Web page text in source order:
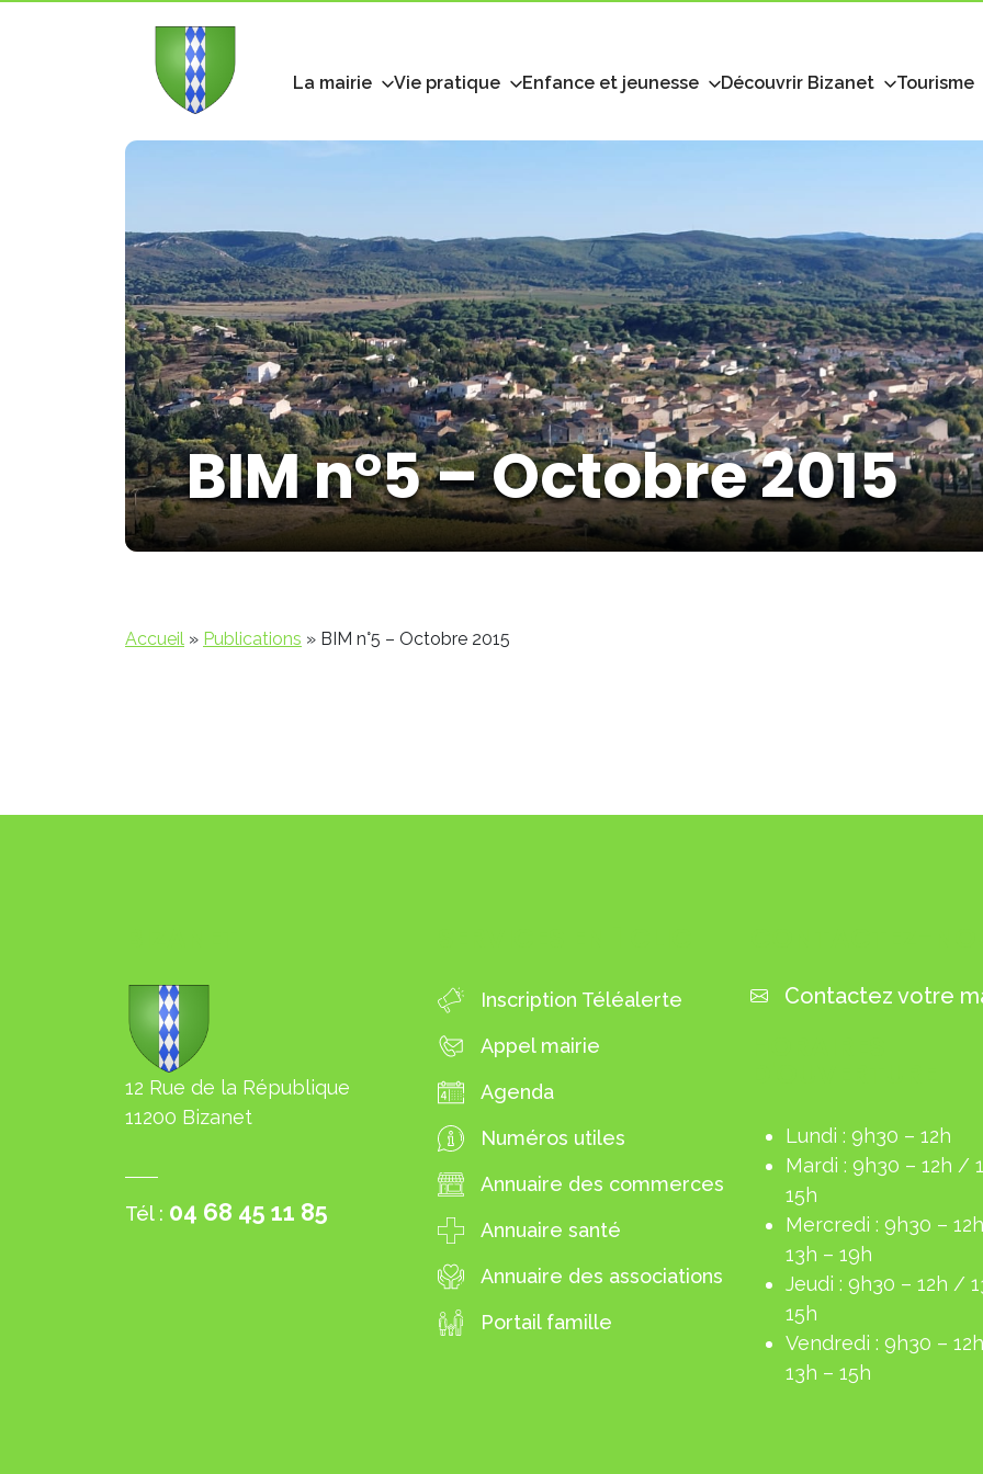
La mairie Vie pratique Enfance et jeunesse Découvrir Bizanet Tourisme
BIM n°5 – Octobre 2015
Accueil » Publications » BIM n°5 – Octobre 2015
12 Rue de la République
11200 Bizanet
Tél : 04 68 45 11 85
Inscription Téléalerte
Appel mairie
Agenda
Numéros utiles
Annuaire des commerces
Annuaire santé
Annuaire des associations
Portail famille
Contactez votre
Lundi : 9h30 – 12h
Mardi : 9h30 – 12h /
15h
Mercredi : 9h30 –
13h – 19h
Jeudi : 9h30 – 12h /
15h
Vendredi : 9h30 –
13h – 15h